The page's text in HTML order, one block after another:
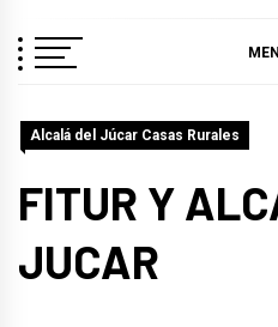
Alcalá del Júcar Casas Rurales
FITUR Y
JUCAR